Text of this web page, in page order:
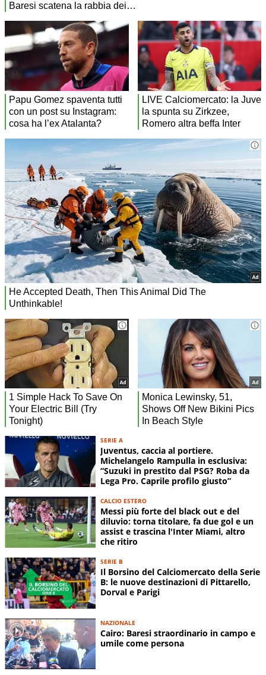
SERIE A
Juventus, caccia al portiere.
Michelangelo Rampulla in esclusiva:
“Suzuki in prestito dal PSG? Roba da
Lega Pro. Caprile profilo giusto”
CALCIO ESTERO
Messi più forte del black out e del
diluvio: torna titolare, fa due gol e un
assist e trascina l'Inter Miami, altro
che ritiro
SERIE B
Il Borsino del Calciomercato della Serie
B: le nuove destinazioni di Pittarello,
Dorval e Parigi
NAZIONALE
Cairo: Baresi straordinario in campo e
umile come persona